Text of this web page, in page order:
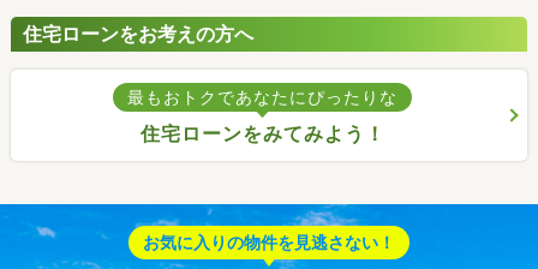
住宅ローンをお考えの方へ
最もおトクであなたにぴったりな
住宅ローンをみてみよう！
お気に入りの物件を見逃さない！